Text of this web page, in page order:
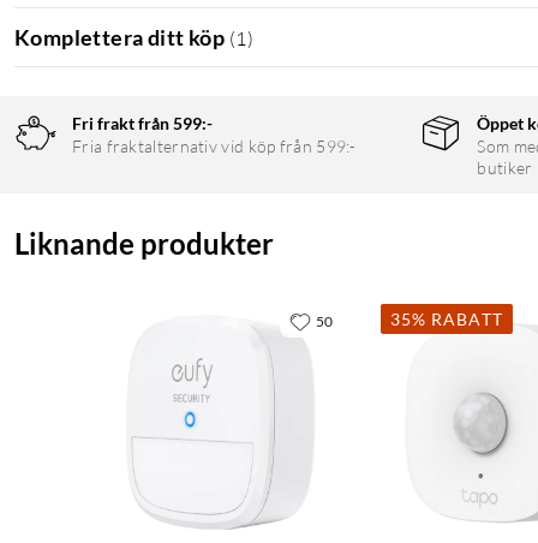
Komplettera ditt köp (1 )
Fri frakt från 599:-
Fria fraktalternativ vid köp från 599:-
Öppet
Som
butiker
Liknande produkter
50 35% RABATT